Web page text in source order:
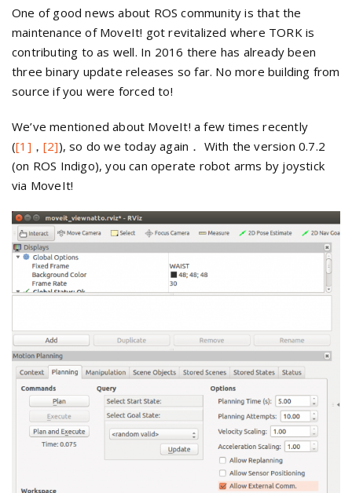
One of good news about ROS community is that the
maintenance of MoveIt! got revitalized where TORK is
contributing to as well. In 2016 there has already been
three binary update releases so far. No more building from
source if you were forced to!
We’ve mentioned about MoveIt! a few times recently
([1] ，[2]), so do we today again． With the version 0.7.2
(on ROS Indigo), you can operate robot arms by joystick
via MoveIt!